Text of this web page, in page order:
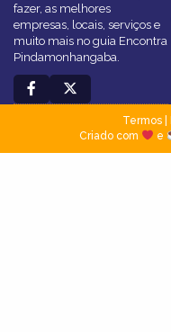
fazer, as melhores
empresas, locais, serviços e
muito mais no guia Encontra
Pindamonhangaba.
Termos|
Criado com
e